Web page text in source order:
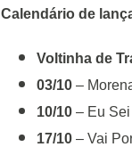
Calendário de
Voltinha de
03/10 –
10/10 – Eu
17/10 – Vai